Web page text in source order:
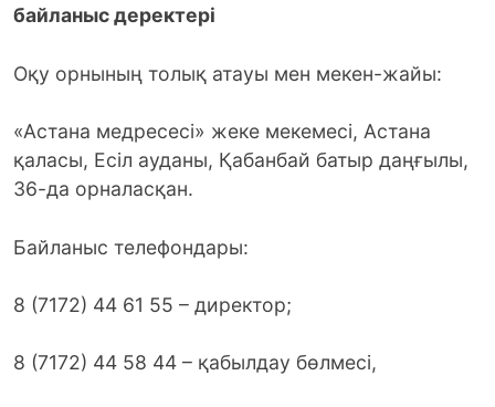
байланыс деректері
Оқу орнының толық атауы мен мекен-жайы:
«Астана медресесі» жеке мекемесі, Астана
қаласы, Есіл ауданы, Қабанбай батыр даңғылы,
36-да орналасқан.
Байланыс телефондары:
8 (7172) 44 61 55 – директор;
8 (7172) 44 58 44 – қабылдау бөлмесі,